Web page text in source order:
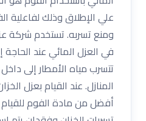
علي الإطلاق وذلك لفاعلية
ومنع تسربه. تستخدم شركة
في العزل المائي عند
تتسرب مياه الأمطار إلى
المنازل. عند القيام بعزل
أفضل من مادة الفوم للقيام